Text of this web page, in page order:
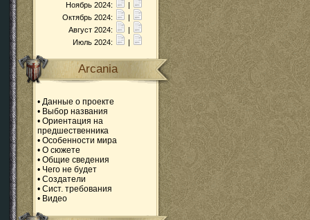
Ноябрь 2024:
|
Октябрь 2024:
|
Август 2024:
|
Июль 2024:
|
Arcania
• Данные о проекте
• Выбор названия
• Ориентация на
предшественника
• Особенности мира
• О сюжете
• Общие сведения
• Чего не будет
• Создатели
• Сист. требования
• Видео